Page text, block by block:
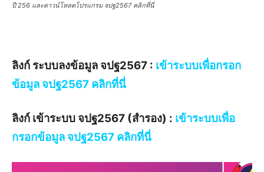
ปี 256 และดาวน์โหลดโปรแกรม จปฐ2567 คลิกที่นี่
ลิงก์ ระบบลงข้อมูล จปฐ2567 : เข้าระบบเพื่อกรอก
ข้อมูล จปฐ2567 คลิกที่นี่
ลิงก์ เข้าระบบ จปฐ2567 (สำรอง) : เข้าระบบเพื่อ
กรอกข้อมูล จปฐ2567 คลิกที่นี่